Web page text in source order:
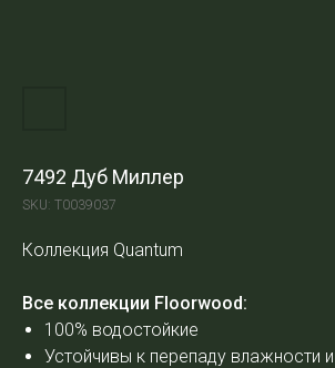
7492 Дуб Миллер
SKU: Т0039037
Коллекция Quantum
Все коллекции Floorwood:
100% водостойкие
Устойчивы к перепаду влажности